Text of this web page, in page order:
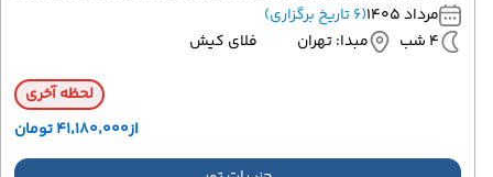
مرداد 1405
(6 تاریخ برگزاری)
4 شب
مبدا: تهران فلای کیش
لحظه آخری
از۴۱٬۱۸۰٬۰۰۰ تومان